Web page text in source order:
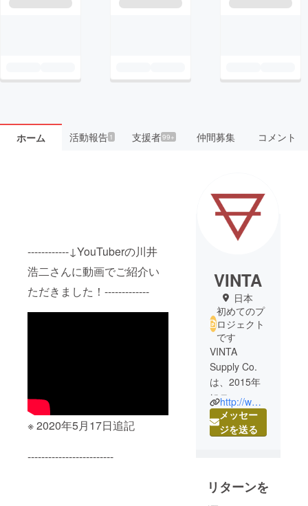
ホーム 活動報告1 支援者99+ 仲間募集 コメント
------------↓YouTuberの川井
浩二さんに動画でご紹介い
ただきました！-------------
※ 2020年5月17日追記
-------------------------
VINTA
日本
初めてのプ
ロジェクト
です
VINTA
Supply Co.
は、2015年
にニュー
ヨークの写
真家で、ア
ザイナーで
もあるビク
http://www.Vinta.Co
メッセー
ジを送る
リターンを